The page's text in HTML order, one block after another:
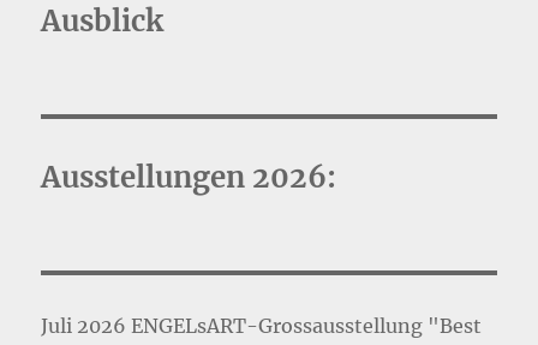
Ausblick
Ausstellungen 2026:
Juli 2026 ENGELsART-Grossausstellung "Best